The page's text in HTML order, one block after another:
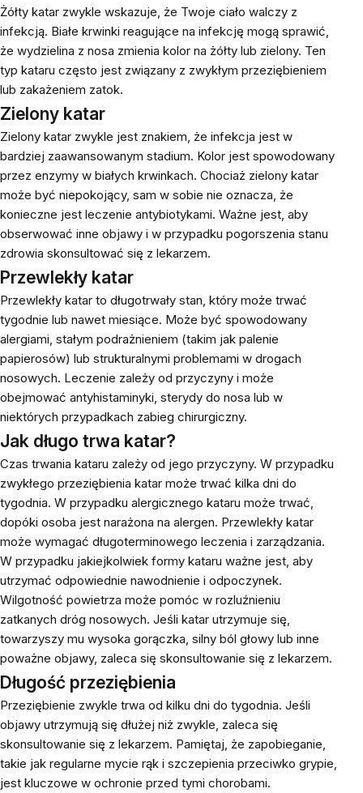
Żółty katar zwykle wskazuje, że Twoje ciało walczy z
infekcją. Białe krwinki reagujące na infekcję mogą sprawić,
że wydzielina z nosa zmienia kolor na żółty lub zielony. Ten
typ kataru często jest związany z zwykłym przeziębieniem
lub zakażeniem zatok.
Zielony katar
Zielony katar zwykle jest znakiem, że infekcja jest w
bardziej zaawansowanym stadium. Kolor jest spowodowany
przez enzymy w białych krwinkach. Chociaż zielony katar
może być niepokojący, sam w sobie nie oznacza, że
konieczne jest leczenie antybiotykami. Ważne jest, aby
obserwować inne objawy i w przypadku pogorszenia stanu
zdrowia skonsultować się z lekarzem.
Przewlekły katar
Przewlekły katar to długotrwały stan, który może trwać
tygodnie lub nawet miesiące. Może być spowodowany
alergiami, stałym podrażnieniem (takim jak palenie
papierosów) lub strukturalnymi problemami w drogach
nosowych. Leczenie zależy od przyczyny i może
obejmować antyhistaminyki, sterydy do nosa lub w
niektórych przypadkach zabieg chirurgiczny.
Jak długo trwa katar?
Czas trwania kataru zależy od jego przyczyny. W przypadku
zwykłego przeziębienia katar może trwać kilka dni do
tygodnia. W przypadku alergicznego kataru może trwać,
dopóki osoba jest narażona na alergen. Przewlekły katar
może wymagać długoterminowego leczenia i zarządzania.
W przypadku jakiejkolwiek formy kataru ważne jest, aby
utrzymać odpowiednie nawodnienie i odpoczynek.
Wilgotność powietrza może pomóc w rozluźnieniu
zatkanych dróg nosowych. Jeśli katar utrzymuje się,
towarzyszy mu wysoka gorączka, silny ból głowy lub inne
poważne objawy, zaleca się skonsultowanie się z lekarzem.
Długość przeziębienia
Przeziębienie zwykle trwa od kilku dni do tygodnia. Jeśli
objawy utrzymują się dłużej niż zwykle, zaleca się
skonsultowanie się z lekarzem. Pamiętaj, że zapobieganie,
takie jak regularne mycie rąk i szczepienia przeciwko grypie,
jest kluczowe w ochronie przed tymi chorobami.